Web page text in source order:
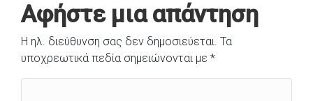
Αφήστε μια απάντηση
Η ηλ. διεύθυνση σας δεν δημοσιεύεται. Τα
υποχρεωτικά πεδία σημειώνονται με *